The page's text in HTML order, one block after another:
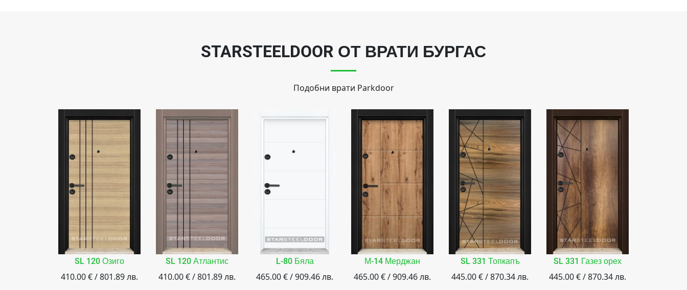
STARSTEELDOOR ОТ ВРАТИ БУРГАС
Подобни врати Parkdoor
SL 120 Озиго
410.00 € / 801.89 лв.
SL 120 Атлантис
410.00 € / 801.89 лв.
L-80 Бяла
465.00 € / 909.46 лв.
М-14 Мерджан
465.00 € / 909.46 лв.
SL 331 Топкапъ
445.00 € / 870.34 лв.
SL 331 Газез орех
445.00 € / 870.34 лв.